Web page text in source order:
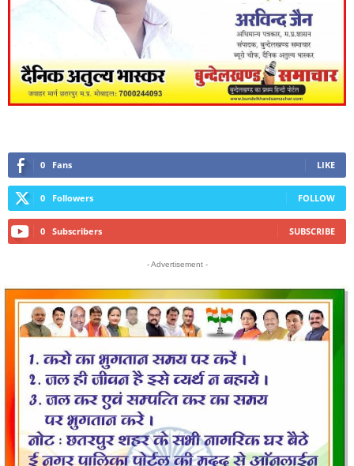
0 Fans LIKE
0 Followers FOLLOW
0 Subscribers SUBSCRIBE
- Advertisement -